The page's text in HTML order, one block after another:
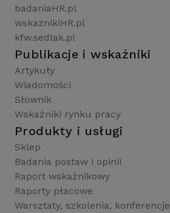
badaniaHR.pl
wskaznikiHR.pl
kfw.sedlak.pl
Publikacje i wskaźniki
Artykuły
Wiadomości
Słownik
Wskaźniki rynku pracy
Produkty i usługi
Sklep
Badania postaw i opinii
Raport wskaźnikowy
Raporty płacowe
Warsztaty, szkolenia, konferencje